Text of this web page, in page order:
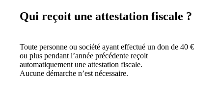
Qui reçoit une attestation fiscale ?
Toute personne ou société ayant effectué un don de 40 €
ou plus pendant l’année précédente reçoit
automatiquement une attestation fiscale.
Aucune démarche n’est nécessaire.